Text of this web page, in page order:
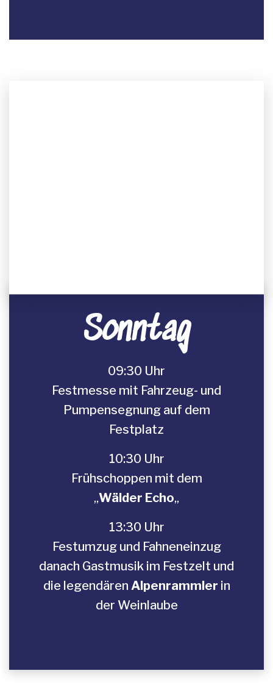
Sonntag
09:30 Uhr
Festmesse mit Fahrzeug- und
Pumpensegnung auf dem
Festplatz
10:30 Uhr
Frühschoppen mit dem
„Wälder Echo„
13:30 Uhr
Festumzug und Fahneneinzug
danach Gastmusik im Festzelt und
die legendären Alpenrammler in
der Weinlaube